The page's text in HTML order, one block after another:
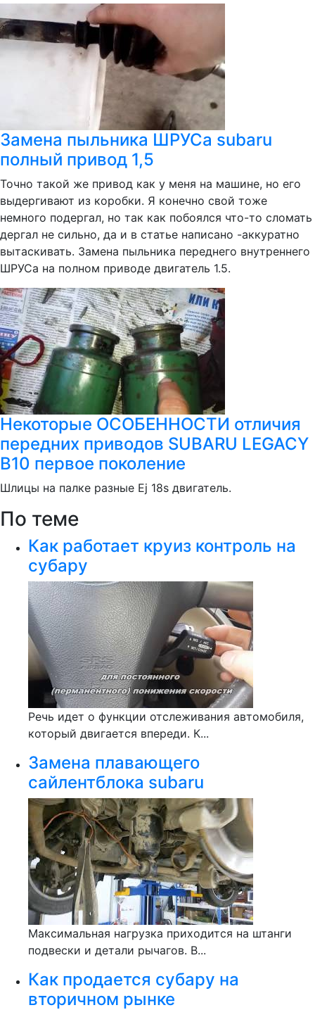
Замена пыльника ШРУСа subaru
полный привод 1,5
Точно такой же привод как у меня на машине, но его
выдергивают из коробки. Я конечно свой тоже
немного подергал, но так как побоялся что-то сломать
дергал не сильно, да и в статье написано -аккуратно
вытаскивать. Замена пыльника переднего внутреннего
ШРУСа на полном приводе двигатель 1.5.
Некоторые ОСОБЕННОСТИ отличия
передних приводов SUBARU LEGACY
B10 первое поколение
Шлицы на палке разные Ej 18s двигатель.
По теме
Как работает круиз контроль на
субару
Речь идет о функции отслеживания автомобиля,
который двигается впереди. К...
Замена плавающего
сайлентблока subaru
Максимальная нагрузка приходится на штанги
подвески и детали рычагов. В...
Как продается субару на
вторичном рынке